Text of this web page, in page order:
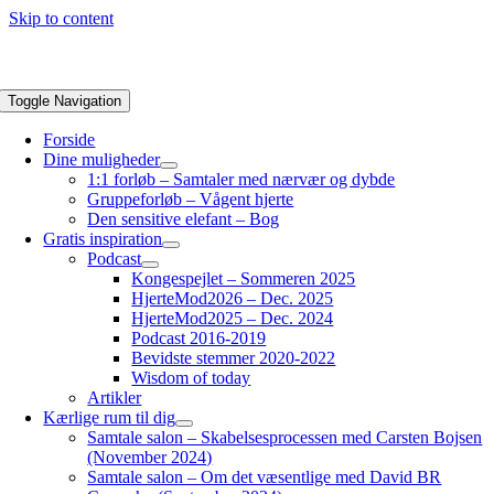
Skip to content
Toggle Navigation
Forside
Dine muligheder
1:1 forløb – Samtaler med nærvær og dybde
Gruppeforløb – Vågent hjerte
Den sensitive elefant – Bog
Gratis inspiration
Podcast
Kongespejlet – Sommeren 2025
HjerteMod2026 – Dec. 2025
HjerteMod2025 – Dec. 2024
Podcast 2016-2019
Bevidste stemmer 2020-2022
Wisdom of today
Artikler
Kærlige rum til dig
Samtale salon – Skabelsesprocessen med Carsten Bojsen
(November 2024)
Samtale salon – Om det væsentlige med David BR